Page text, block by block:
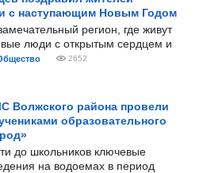
с наступающим Новым Годом
регион, где живут
люди с открытым сердцем и
2652
Волжского района провели
образовательного
до школьников ключевые
на водоемах в период